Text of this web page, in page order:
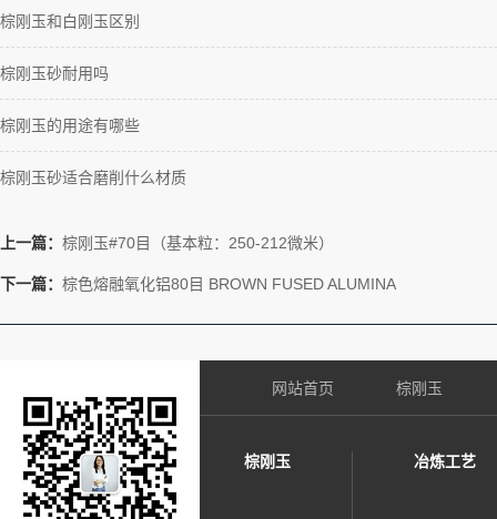
棕刚玉和白刚玉区别
棕刚玉砂耐用吗
棕刚玉的用途有哪些
棕刚玉砂适合磨削什么材质
上一篇： 棕刚玉#70目（基本粒：250-212微米）
下一篇： 棕色熔融氧化铝80目 BROWN FUSED ALUMINA
网站首页 棕刚玉
棕刚玉 冶炼工艺